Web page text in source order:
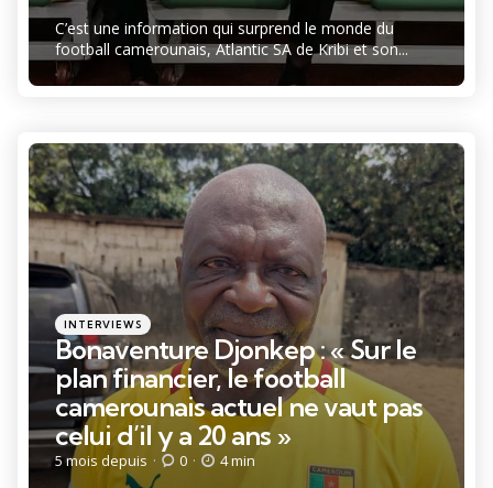
C’est une information qui surprend le monde du
football camerounais, Atlantic SA de Kribi et son...
Catégories
Posté
dans
INTERVIEWS
Bonaventure Djonkep : « Sur le
plan financier, le football
camerounais actuel ne vaut pas
celui d’il y a 20 ans »
5 mois depuis 0 4 min